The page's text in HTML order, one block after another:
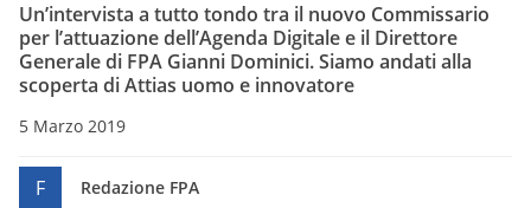
Un’intervista a tutto tondo tra il nuovo Commissario
per l’attuazione dell’Agenda Digitale e il Direttore
Generale di FPA Gianni Dominici. Siamo andati alla
scoperta di Attias uomo e innovatore
5 Marzo 2019
F Redazione FPA